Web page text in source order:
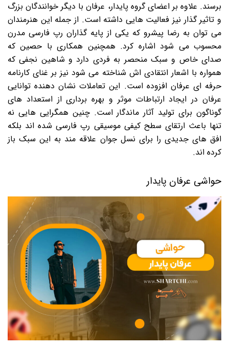
برسند. علاوه بر اعضای گروه پایدار، عرفان با دیگر خوانندگان بزرگ
و تاثیر گذار نیز فعالیت هایی داشته است. از جمله این هنرمندان
می توان به رضا پیشرو که یکی از پایه گذاران رپ فارسی مدرن
محسوب می شود اشاره کرد. همچنین همکاری با حصین که
صدای خاص و سبک منحصر به فردی دارد و شاهین نجفی که
همواره با اشعار انتقادی اش شناخته می شود نیز بر غنای کارنامه
حرفه ای عرفان افزوده است. این تعاملات نشان دهنده توانایی
عرفان در ایجاد ارتباطات موثر و بهره برداری از استعداد های
گوناگون برای تولید آثار ماندگار است. چنین همگرایی هایی نه
تنها باعث ارتقای سطح کیفی موسیقی رپ فارسی شده اند بلکه
افق های جدیدی را برای نسل جوان علاقه مند به این سبک باز
کرده اند.
حواشی عرفان پایدار